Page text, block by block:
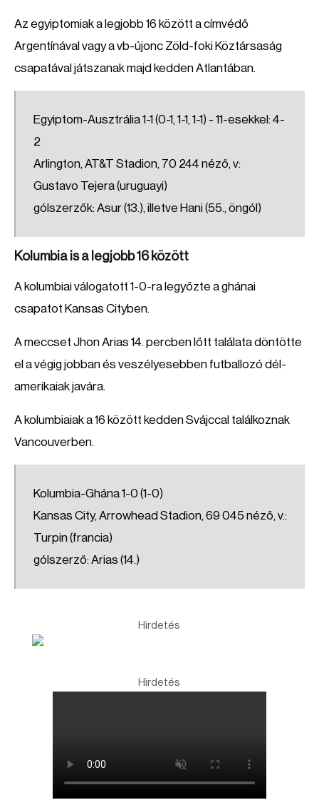
Az egyiptomiak a legjobb 16 között a címvédő
Argentínával vagy a vb-újonc Zöld-foki Köztársaság
csapatával játszanak majd kedden Atlantában.
Egyiptom-Ausztrália 1-1 (0-1, 1-1, 1-1) - 11-esekkel: 4-
2
Arlington, AT&T Stadion, 70 244 néző, v:
Gustavo Tejera (uruguayi)
gólszerzők: Asur (13.), illetve Hani (55., öngól)
Kolumbia is a legjobb 16 között
A kolumbiai válogatott 1-0-ra legyőzte a ghánai
csapatot Kansas Cityben.
A meccset Jhon Arias 14. percben lőtt találata döntötte
el a végig jobban és veszélyesebben futballozó dél-
amerikaiak javára.
A kolumbiaiak a 16 között kedden Svájccal találkoznak
Vancouverben.
Kolumbia-Ghána 1-0 (1-0)
Kansas City, Arrowhead Stadion, 69 045 néző, v.:
Turpin (francia)
gólszerző: Arias (14.)
Hirdetés
Hirdetés